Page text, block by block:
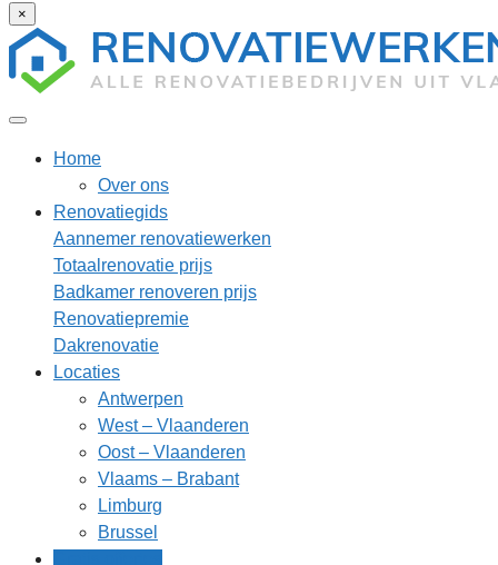
×
Home
Over ons
Renovatiegids
Aannemer renovatiewerken
Totaalrenovatie prijs
Badkamer renoveren prijs
Renovatiepremie
Dakrenovatie
Locaties
Antwerpen
West – Vlaanderen
Oost – Vlaanderen
Vlaams – Brabant
Limburg
Brussel